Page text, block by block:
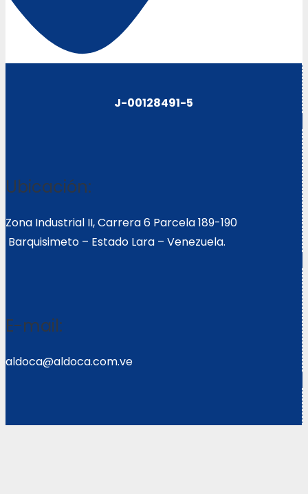
J-00128491-5
Ubicación:
Zona Industrial II, Carrera 6 Parcela 189-190
Barquisimeto – Estado Lara – Venezuela.
E-mail:
aldoca@aldoca.com.ve